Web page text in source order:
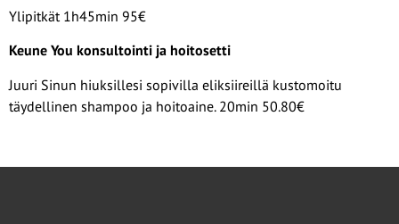
Ylipitkät 1h45min 95€
Keune You konsultointi ja hoitosetti
Juuri Sinun hiuksillesi sopivilla eliksiireillä kustomoitu
täydellinen shampoo ja hoitoaine. 20min 50.80€